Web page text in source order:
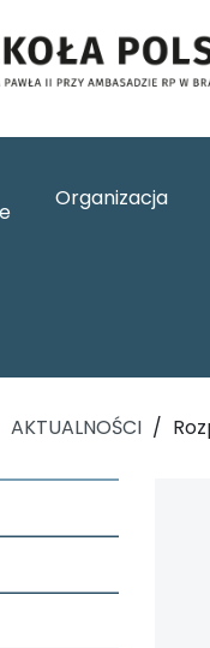
Organizacja
AKTUALNOŚCI /